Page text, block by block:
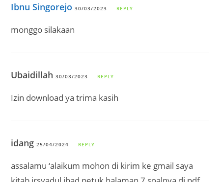
Ibnu Singorejo 30/03/2023 REPLY
monggo silakaan
Ubaidillah30/03/2023 REPLY
Izin download ya trima kasih
idang25/04/2024 REPLY
assalamu ‘alaikum mohon di kirim ke gmail saya